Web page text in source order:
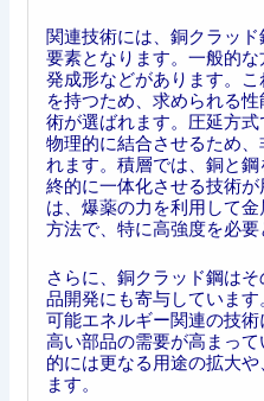
関連技術には、銅クラッ
要素となります。一般的
発成形などがあります。
を持つため、求められる
術が選ばれます。圧延方
物理的に結合させるため
れます。積層では、銅と
終的に一体化させる技術
は、爆薬の力を利用して
方法で、特に高強度を必要
さらに、銅クラッド鋼は
品開発にも寄与していま
可能エネルギー関連の技
高い部品の需要が高まっ
的には更なる用途の拡大
ます。